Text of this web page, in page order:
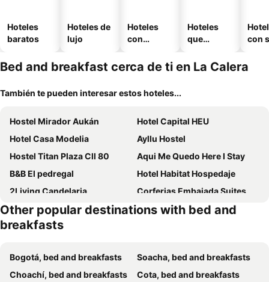
Hoteles
baratos
Hoteles de
lujo
Hoteles
con
Hoteles
que
mascotas
con
Bed and breakfast cerca de ti en La Calera
También te pueden interesar estos hoteles...
Hostel Mirador Aukán
Hotel Capital HEU
Hotel Casa Modelia
Ayllu Hostel
Hostel Titan Plaza Cll 80
Aqui Me Quedo Here I Stay
B&B El pedregal
Hotel Habitat Hospedaje
2Living Candelaria
Corferias Embajada Suites
Hotel Primitivo Usaquén
Hostelfc Santa Barbara
Casa Cordoba
Hostelfc Movistar57
Hostelfc Usaquen
Hostal Casa Primavera
Hostel Villa luz tu sitio
Other popular destinations with bed and
breakfasts
Bogotá, bed and breakfasts
Soacha, bed and breakfasts
Choachí, bed and breakfasts
Cota, bed and breakfasts